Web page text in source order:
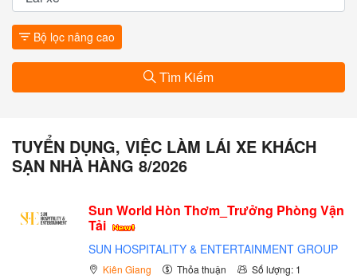
Bộ lọc nâng cao
Tìm Kiếm
TUYỂN DỤNG, VIỆC LÀM LÁI XE KHÁCH
SẠN NHÀ HÀNG 8/2026
Sun World Hòn Thơm_Trưởng Phòng Vận
Tải
SUN HOSPITALITY & ENTERTAINMENT GROUP
Kiên Giang Thỏa thuận Số lượng: 1